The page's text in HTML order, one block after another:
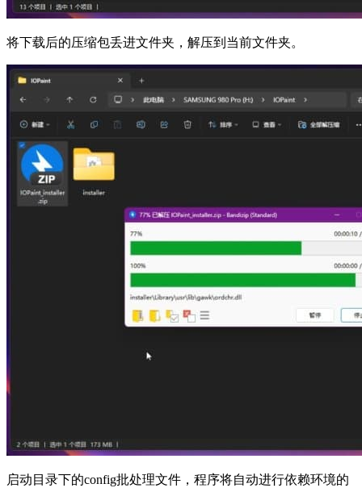
将下载后的压缩包丢进文件夹，解压到当前文件夹。
启动目录下的config批处理文件，程序将自动进行依赖环境的